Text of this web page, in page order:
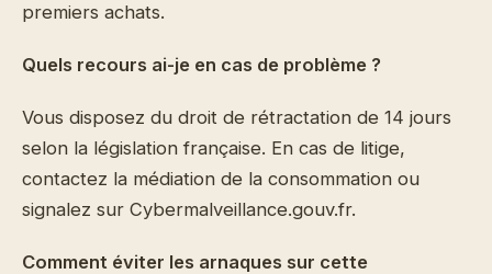
premiers achats.
Quels recours ai-je en cas de problème ?
Vous disposez du droit de rétractation de 14 jours
selon la législation française. En cas de litige,
contactez la médiation de la consommation ou
signalez sur Cybermalveillance.gouv.fr.
Comment éviter les arnaques sur cette